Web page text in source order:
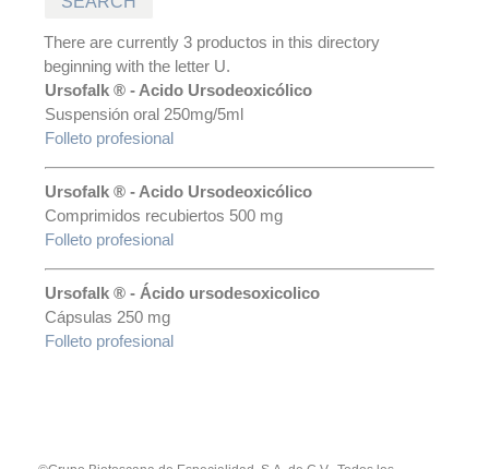
There are currently 3 productos in this directory
beginning with the letter U.
Ursofalk ® - Acido Ursodeoxicólico
Suspensión oral 250mg/5ml
Folleto profesional
Ursofalk ® - Acido Ursodeoxicólico
Comprimidos recubiertos 500 mg
Folleto profesional
Ursofalk ® - Ácido ursodesoxicolico
Cápsulas 250 mg
Folleto profesional